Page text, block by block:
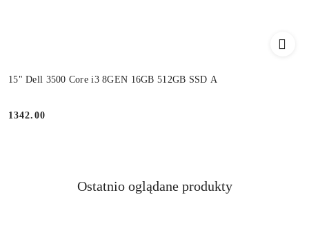
15" Dell 3500 Core i3 8GEN 16GB 512GB SSD A
Cena:
1342.00
Pomiń karuzelę produktów
Produkty
Ostatnio oglądane produkty